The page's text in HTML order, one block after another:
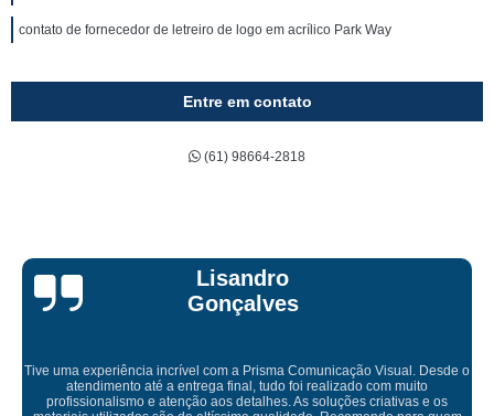
contato de fornecedor de letreiro de logo em acrílico Park Way
Entre em contato
(61) 98664-2818
Bruna Eduarda
Empresa maravilhosa, entregue antes do prazo e a instalação da lona